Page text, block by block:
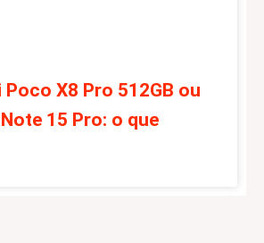
Poco X8 Pro 512GB ou
15 Pro: o que